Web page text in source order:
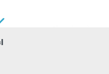
procesu řízení změn